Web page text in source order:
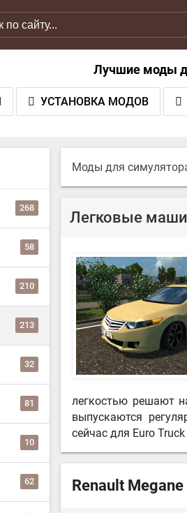
Лучшие моды
УСТАНОВКА МОДОВ
268
58
210
213
32
81
10
62
Моды для
Легковые
легкостью решают
выпускаются
сейчас для Euro
Renault Megane II